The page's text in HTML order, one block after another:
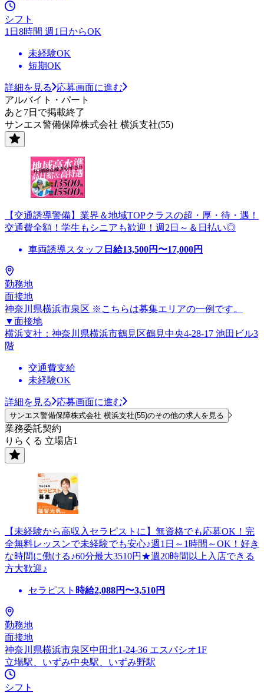
シフト
1日8時間 週1日からOK
未経験OK
短期OK
詳細を見る
応募画面に進む
アルバイト・パート
あと7日で掲載終了
サンエス警備保障株式会社 横浜支社(55)
【交通誘導警備】業界＆地域TOPクラスの超・厚・待・遇！
交通費全額！学生もシニアも歓迎！週2日～＆日払い◎
車両誘導スタッフ 日給13,500円〜17,000円
勤務地
面接地
神奈川県横浜市泉区 ※こちらは募集エリアの一例です。
▼面接地
横浜支社：神奈川県横浜市鶴見区鶴見中央4-28-17 池田ビル3
階
交通費支給
未経験OK
詳細を見る 応募画面に進む
サンエス警備保障株式会社 横浜支社(55)のその他の求人を見る
業務委託契約
りらくる 立場店1
【未経験から高収入セラピストに】無資格でも応募OK！完
全無料レッスンで未経験でも安心♪週1日～1時間～OK！好き
な時間に働ける♪60分最大3510円★週20時間以上入店できる
方大歓迎♪
セラピスト 時給2,088円〜3,510円
勤務地
面接地
神奈川県横浜市泉区中田北1-24-36 エスパシオ1F
立場駅、いずみ中央駅、いずみ野駅
シフト